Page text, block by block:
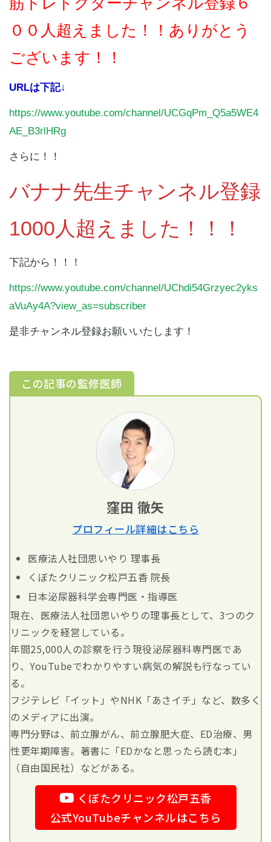
００ 人超えました！！ありがとう
ございます！！
URLは下記↓
https://www.youtube.com/channel/UCGqPm_Q5a5WE4
AE_B3rlHRg
さらに！！
バナナ先生チャンネル登録
1000人超えました！！！
下記から！！！
https://www.youtube.com/channel/UChdi54Grzyec2yks
aVuAy4A?view_as=subscriber
是非チャンネル登録お願いいたします！
この記事の監修医師
窪田 徹矢
プロフィール詳細はこちら
医療法人社団思いやり 理事長
くぼたクリニック松戸五香 院長
日本泌尿器科学会専門医・指導医
現在、医療法人社団思いやりの理事長として、3つのク
リニックを経営している。
年間25,000人の診察を行う現役泌尿器科専門医であ
り、YouTubeでわかりやすい病気の解説も行なってい
る。
フジテレビ「イット」やNHK「あさイチ」など、数多く
のメディアに出演。
専門分野は、前立腺がん、前立腺肥大症、ED治療、男
性更年期障害。著書に「EDかなと思ったら読む本」
（自由国民社）などがある。
くぼたクリニック松戸五香
公式YouTubeチャンネルはこちら